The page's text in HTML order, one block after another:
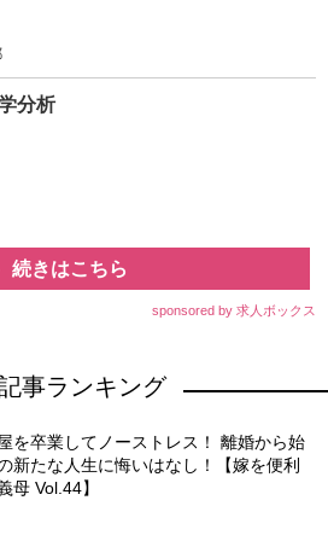
分析
続きはこちら
sponsored by 求人ボックス
事ランキング
を卒業してノーストレス！ 離婚から始
新たな人生に悔いはなし！【嫁を便利
母 Vol.44】